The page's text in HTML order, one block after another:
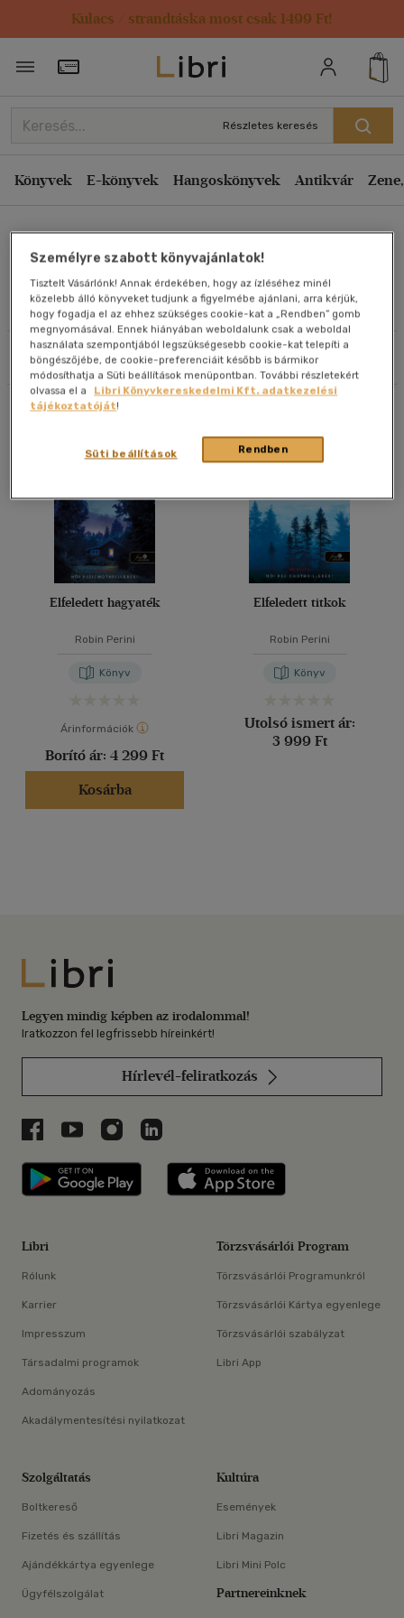
Kulacs / strandtáska most csak 1499 Ft!
Törzsvásárlói Kártya adatai
Részletes keresés
Könyvek E-könyvek Hangoskönyvek Antikvár
Robin Perini
Művei
Szűrés Rendezés
Rendezés
Kiadás éve szerint csökkenő
Ár szerint csökkenő
Eladott darabszám szerint csökkenő
Eladott darabszám szerint növekvő
Cím szerint A-Z
Szerző szerint A-Z
Megjelenítés
20 db / oldal
Alkalmaz
Elfeledett hagyaték
Robin Perini
Könyv
Árinformációk
Borító ár: 4 299 Ft
Kosárba
Elfeledett titkok
Robin Perini
Könyv
Utolsó ismert ár:
3 999 Ft
Libri
Legyen mindig képben az irodalommal!
Iratkozzon fel legfrissebb híreinkért!
Hírlevél-feliratkozás
Libri a Facebookon
Libri a Youtube-on
Libri az Instagramon
Libri a LinkedInen
Libri applikáció Szerezd meg: Google
Libri
Rólunk
Karrier
Impresszum
Társadalmi programok
Adományozás
Akadálymentesítési nyilatkozat
Törzsvásárlói Program
Törzsvásárlói Programunkról
Törzsvásárlói Kártya egyenlege
Törzsvásárlói szabályzat
Libri App
Szolgáltatás
Boltkereső
Fizetés és szállítás
Ajándékkártya egyenlege
Ügyfélszolgálat
Kultúra
Események
Libri Magazin
Libri Mini Polc
Partnereinknek
Személyre szabott könyvajánlatok!
Tisztelt Vásárlónk! Annak érdekében, hogy az ízléséhez minél
közelebb álló könyveket tudjunk a figyelmébe ajánlani, arra kérjük,
hogy fogadja el az ehhez szükséges cookie-kat a „Rendben” gomb
megnyomásával. Ennek hiányában weboldalunk csak a weboldal
használata szempontjából legszükségesebb cookie-kat telepíti a
böngészőjébe, de cookie-preferenciáit később is bármikor
módosíthatja a Süti beállítások menüpontban. További részletekért
olvassa el a
Libri Könyvkereskedelmi Kft. adatkezelési
tájékoztatóját!
Rendben
Süti beállítások